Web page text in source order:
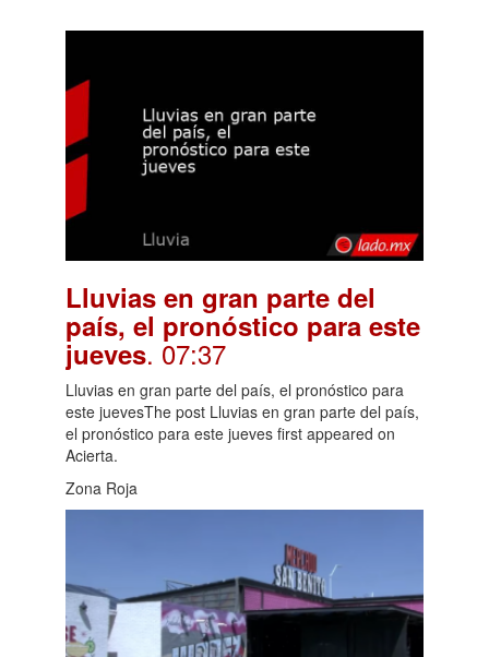
Lluvias en gran parte del
país, el pronóstico para este
jueves. 07:37
Lluvias en gran parte del país, el pronóstico para
este juevesThe post Lluvias en gran parte del país,
el pronóstico para este jueves first appeared on
Acierta.
Zona Roja